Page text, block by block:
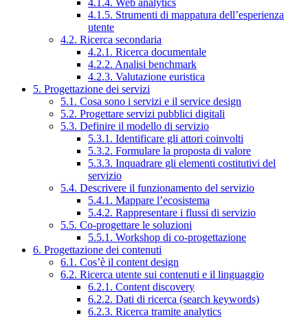
4.1.4. Web analytics
4.1.5. Strumenti di mappatura dell’esperienza
utente
4.2. Ricerca secondaria
4.2.1. Ricerca documentale
4.2.2. Analisi benchmark
4.2.3. Valutazione euristica
5. Progettazione dei servizi
5.1. Cosa sono i servizi e il service design
5.2. Progettare servizi pubblici digitali
5.3. Definire il modello di servizio
5.3.1. Identificare gli attori coinvolti
5.3.2. Formulare la proposta di valore
5.3.3. Inquadrare gli elementi costitutivi del
servizio
5.4. Descrivere il funzionamento del servizio
5.4.1. Mappare l’ecosistema
5.4.2. Rappresentare i flussi di servizio
5.5. Co-progettare le soluzioni
5.5.1. Workshop di co-progettazione
6. Progettazione dei contenuti
6.1. Cos’è il content design
6.2. Ricerca utente sui contenuti e il linguaggio
6.2.1. Content discovery
6.2.2. Dati di ricerca (search keywords)
6.2.3. Ricerca tramite analytics